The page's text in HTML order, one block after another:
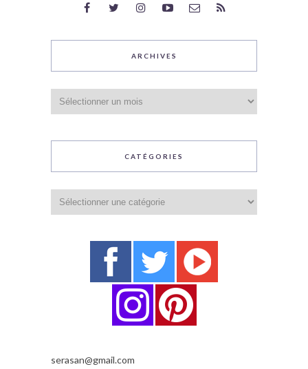
ARCHIVES
CATÉGORIES
serasan@gmail.com